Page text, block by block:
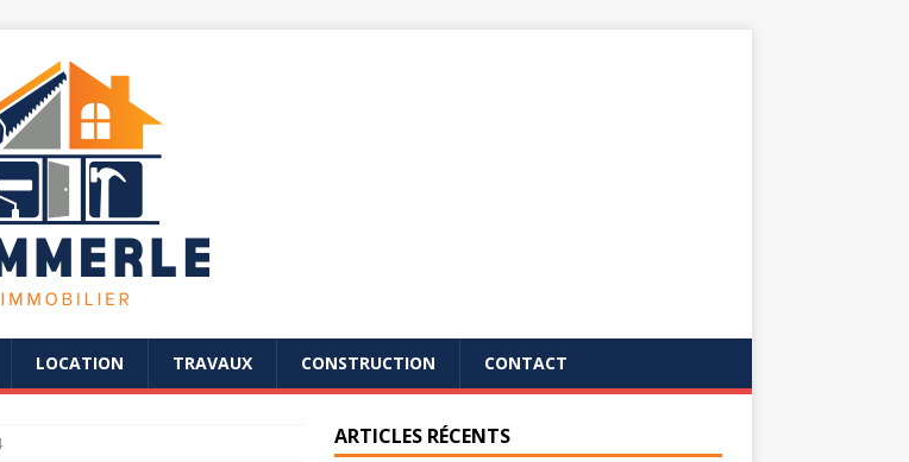
LOCATION TRAVAUX CONSTRUCTION CONTACT
ARTICLES RÉCENTS